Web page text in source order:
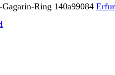
Gagarin-Ring 140a99084